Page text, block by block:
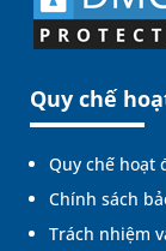
Quy chế
Quy chế hoạt
Chính sách
Trách nhiệm